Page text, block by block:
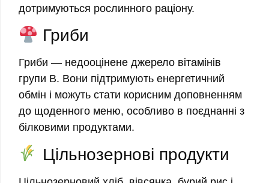
дотримуються рослинного раціону.
Гриби
Гриби — недооцінене джерело вітамінів
групи B. Вони підтримують енергетичний
обмін і можуть стати корисним доповненням
до щоденного меню, особливо в поєднанні з
білковими продуктами.
Цільнозернові продукти